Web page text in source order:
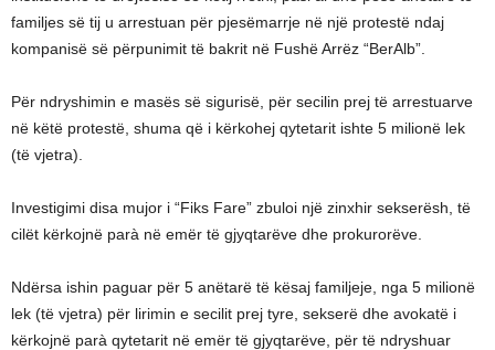
familjes së tij u arrestuan për pjesëmarrje në një protestë ndaj
kompanisë së përpunimit të bakrit në Fushë Arrëz “BerAlb”.
Për ndryshimin e masës së sigurisë, për secilin prej të arrestuarve
në këtë protestë, shuma që i kërkohej qytetarit ishte 5 milionë lek
(të vjetra).
Investigimi disa mujor i “Fiks Fare” zbuloi një zinxhir sekserësh, të
cilët kërkojnë parà në emër të gjyqtarëve dhe prokurorëve.
Ndërsa ishin paguar për 5 anëtarë të kësaj familjeje, nga 5 milionë
lek (të vjetra) për lirimin e secilit prej tyre, sekserë dhe avokatë i
kërkojnë parà qytetarit në emër të gjyqtarëve, për të ndryshuar